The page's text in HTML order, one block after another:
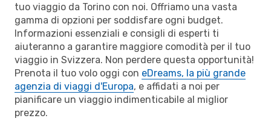
tuo viaggio da Torino con noi. Offriamo una vasta
gamma di opzioni per soddisfare ogni budget.
Informazioni essenziali e consigli di esperti ti
aiuteranno a garantire maggiore comodità per il tuo
viaggio in Svizzera. Non perdere questa opportunità!
Prenota il tuo volo oggi con eDreams, la più grande
agenzia di viaggi d'Europa, e affidati a noi per
pianificare un viaggio indimenticabile al miglior
prezzo.